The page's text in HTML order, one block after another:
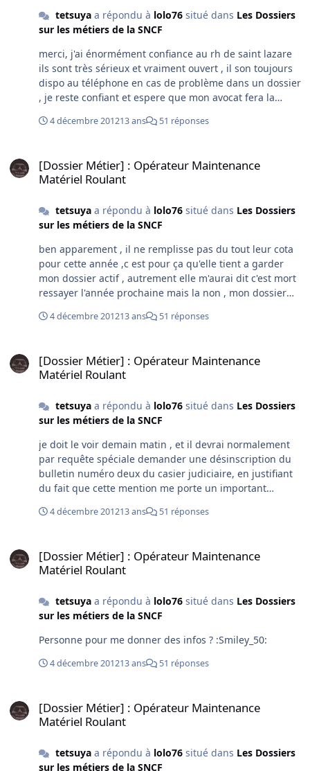
tetsuyaa répondu à lolo76situé dans Les Dossiers
sur les métiers de la SNCF
merci, j'ai énormément confiance au rh de saint lazare
ils sont très sérieux et vraiment ouvert , il son toujours
dispo au téléphone en cas de problème dans un dossier
, je reste confiant et espere que mon avocat fera la
4 décembre 201213 ans 51 réponses
[Dossier Métier] : Opérateur Maintenance
Matériel Roulant
tetsuyaa répondu à lolo76situé dans Les Dossiers
sur les métiers de la SNCF
ben apparement , il ne remplisse pas du tout leur cota
pour cette année ,c est pour ça qu'elle tient a garder
mon dossier actif , autrement elle m'aurai dit c'est mort
ressayer l'année prochaine mais la non , mon dossier
je reprend directement la ou je m été aretter selon
4 décembre 201213 ans 51 réponses
[Dossier Métier] : Opérateur Maintenance
Matériel Roulant
tetsuyaa répondu à lolo76situé dans Les Dossiers
sur les métiers de la SNCF
je doit le voir demain matin , et il devrai normalement
par requête spéciale demander une désinscription du
bulletin numéro deux du casier judiciaire, en justifiant
du fait que cette mention me porte un important
demain mais ma question étant plutôt que si son casier
le delai de 1 an n'est pas passer ?
4 décembre 201213 ans 51 réponses
[Dossier Métier] : Opérateur Maintenance
Matériel Roulant
tetsuyaa répondu à lolo76situé dans Les Dossiers
sur les métiers de la SNCF
Personne pour me donner des infos ? :Smiley_50:
4 décembre 201213 ans 51 réponses
[Dossier Métier] : Opérateur Maintenance
Matériel Roulant
tetsuyaa répondu à lolo76situé dans Les Dossiers
sur les métiers de la SNCF